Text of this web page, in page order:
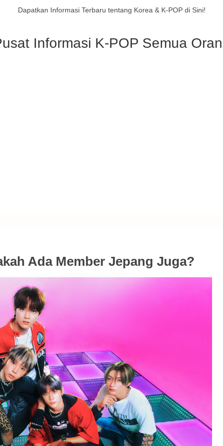
Dapatkan Informasi Terbaru tentang Korea & K-POP di Sini!
Informasi K-POP Semua
Ada Member Jepang Juga?